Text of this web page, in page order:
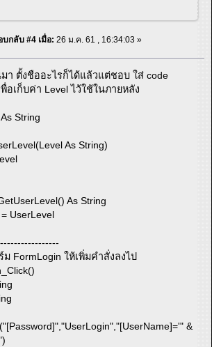
บกลับ #4 เมื่อ: 26 ม.ค. 61 , 16:34:03 »
า ตั้งชืออะไรก็ได้แล้วแต่ชอบ ใส่ code
อเก็บค่า Level ไว้ใช้ในภายหลัง
String
As String)
As String
UserLevel
FormLogin ให้เพิ่มคำสั่งลงไป
&